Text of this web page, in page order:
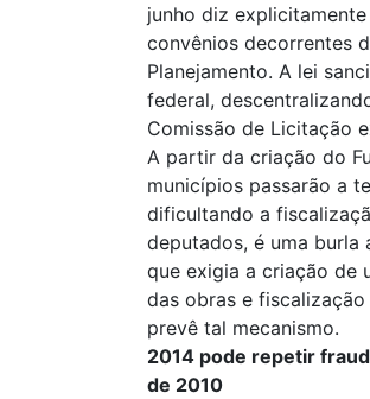
junho diz
convênios decorrentes
Planejamento. A lei
federal,
Comissão de Licitação
A partir da criação do
municípios passarão a
dificultando a
deputados, é uma burla
que exigia a criação de
das obras e
prevê tal mecanismo.
2014 pode repetir
de 2010